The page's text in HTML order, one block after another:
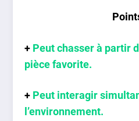
+ Peut chasser à partir
pièce favorite.
+ Peut interagir
l’environnement.